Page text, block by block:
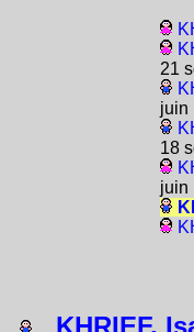
21
juin
18
juin